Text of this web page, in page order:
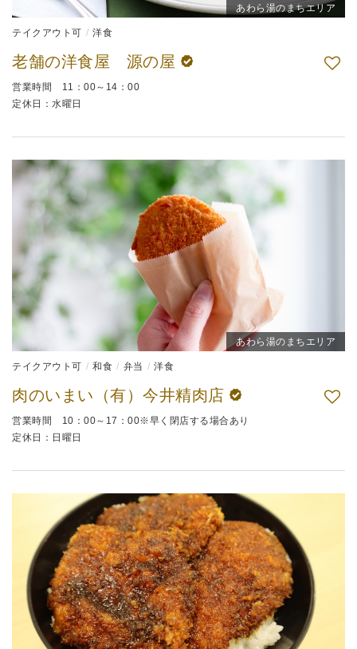
あわら湯のまちエリア
テイクアウト可 洋食
老舗の洋食屋 源の屋
営業時間 11：00～14：00
定休日：水曜日
あわら湯のまちエリア
テイクアウト可 和食 弁当 洋食
肉のいまい（有）今井精肉店
営業時間 10：00～17：00※早く閉店する場合あり
定休日：日曜日